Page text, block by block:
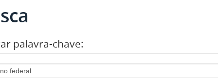
palavra-chave: